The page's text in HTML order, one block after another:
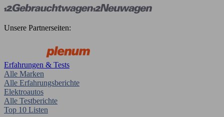
Unsere Partnerseiten:
Erfahrungen & Tests
Alle Marken
Alle Erfahrungsberichte
Elektroautos
Alle Testberichte
Top 10 Listen